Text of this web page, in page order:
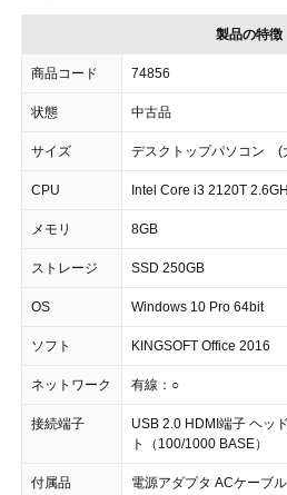
製品の特徴
商品コード 74856
状態 中古品
サイズ デスクトップパソコン (
CPU Intel Core i3 2120T
メモリ 8GB
ストレージ SSD 250GB
OS Windows 10 Pro 64bit
ソフト KINGSOFT Office 2016
ネットワーク 有線：○
接続端子
USB 2.0 HDMI端子 ヘッ
ト（100/1000 BASE）
付属品 電源アダプタ ACケーブル